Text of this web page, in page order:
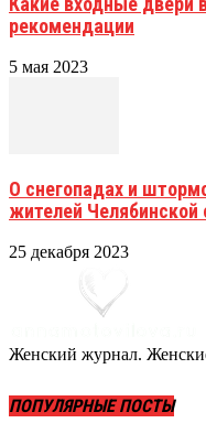
рекомендации
5 мая 2023
О снегопадах и
жителей Челябинской
25 декабря 2023
Женский журнал.
ПОПУЛЯРНЫЕ ПОСТЫ